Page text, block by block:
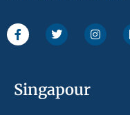
Singapour